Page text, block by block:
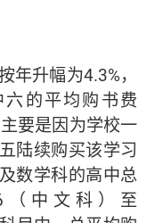
升幅为4.3%，
六的平均购书费
要是因为学校一
陆续购买该学习
数学科的高中总
（中文科）至